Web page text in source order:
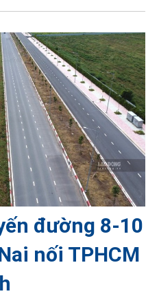
đường 8-10
nối TPHCM